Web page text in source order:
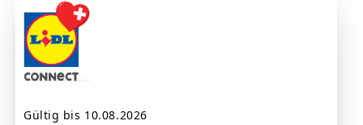
Gültig bis 10.08.2026